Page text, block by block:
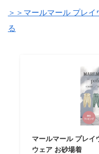
＞＞マールマール プレ
る
マールマール プレ
ウェア お砂場着